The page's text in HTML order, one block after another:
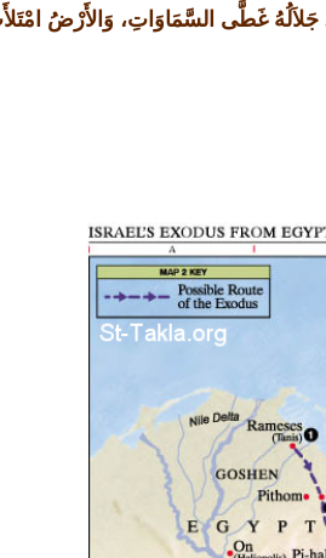
جَلاَلُهُ غَطَّى السَّمَاوَاتِ، وَالأَرْضُ